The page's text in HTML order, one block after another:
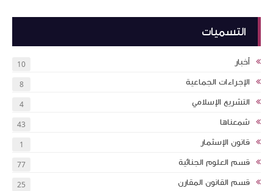
التسميات
أخبار 10
الإجراءات الجماعية 8
التشريع الإسلامي 4
شمعناها 43
قانون الإسثمار 1
قسم العلوم الجنائية 77
قسم القانون المقارن 25